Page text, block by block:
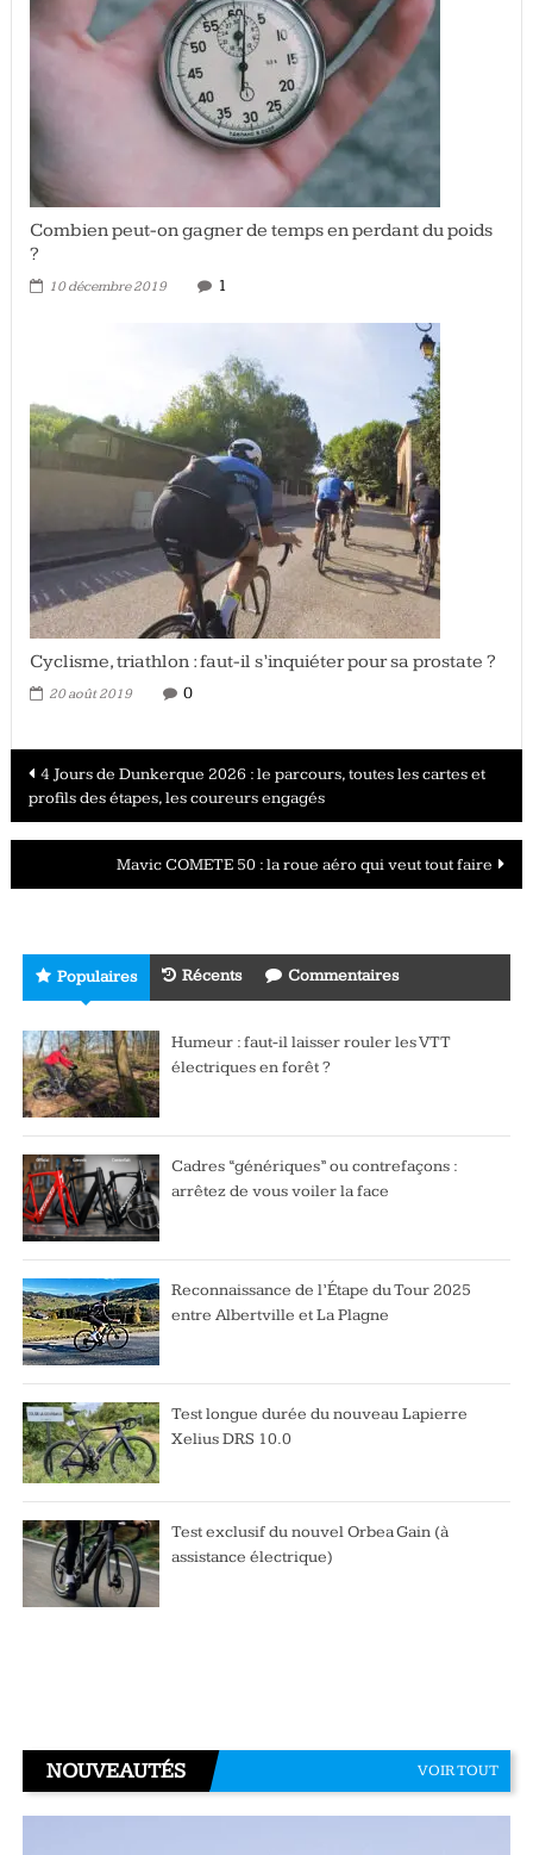
Combien peut-on gagner de temps en perdant du poids
?
10 décembre 2019 1
Cyclisme, triathlon : faut-il s’inquiéter pour sa prostate ?
20 août 2019 0
Navigation
des
articles
4 Jours de Dunkerque 2026 : le parcours, toutes les cartes et
profils des étapes, les coureurs engagés
Mavic COMETE 50 : la roue aéro qui veut tout faire
Populaires Récents Commentaires
Humeur : faut-il laisser rouler les VTT
électriques en forêt ?
Cadres “génériques” ou contrefaçons :
arrêtez de vous voiler la face
Reconnaissance de l’Étape du Tour 2025
entre Albertville et La Plagne
Test longue durée du nouveau Lapierre
Xelius DRS 10.0
Test exclusif du nouvel Orbea Gain (à
assistance électrique)
NOUVEAUTÉS VOIR TOUT